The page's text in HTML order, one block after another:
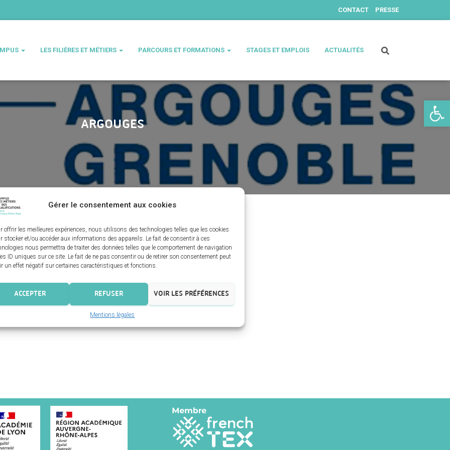
Gérer le consentement aux cookies
offrir les meilleures expériences, nous utilisons des technologies telles que les cookies
stocker et/ou accéder aux informations des appareils. Le fait de consentir à ces
nous permettra de traiter des données telles que le comportement de navigation
ID uniques sur ce site. Le fait de ne pas consentir ou de retirer son consentement peut
un effet négatif sur certaines caractéristiques et fonctions.
ACCEPTER REFUSER VOIR LES PRÉFÉRENCES
Mentions légales
CONTACT PRESSE
LES FILIÈRES ET MÉTIERS PARCOURS ET FORMATIONS STAGES ET EMPLOIS ACTUALITÉS
ARGOUGES